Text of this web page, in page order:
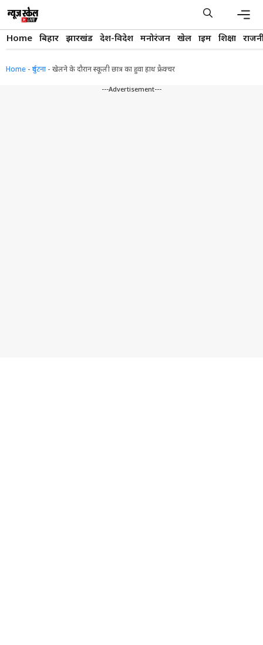
content
Home बिहार झारखंड देश-विदेश मनोरंजन खेल क्राइम शिक्षा
Home - दुर्घटना - खेलने के दौरान स्कूली छात्र का हुवा हाथ फ्रैक्चर
---Advertisement---